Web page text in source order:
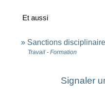
Et aussi
Sanctions
Travail - Formation
Signaler